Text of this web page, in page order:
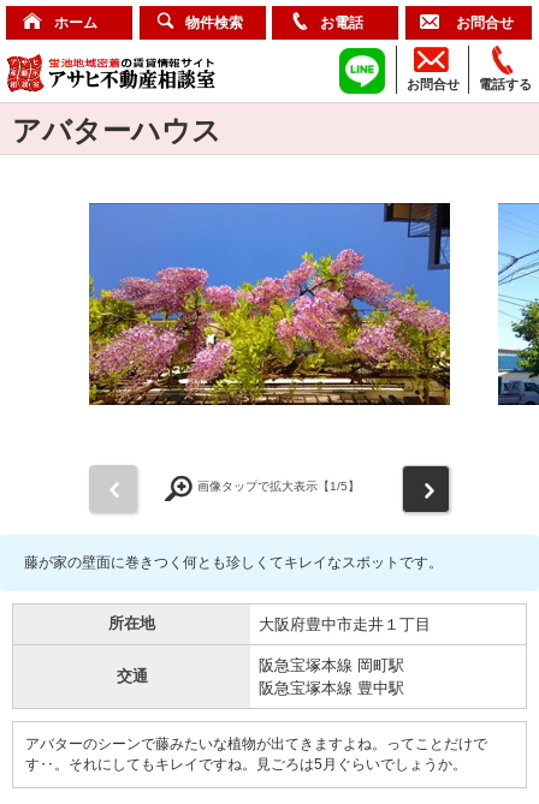
ホーム 物件検索 お電話 お問合せ
電話する
お問合せ
アバターハウス
画像タップで拡大表示【1/5】
藤が家の壁面に巻きつく何とも珍しくてキレイなスポットです。
所在地 大阪府豊中市走井１丁目
交通
阪急宝塚本線 岡町駅
阪急宝塚本線 豊中駅
アバターのシーンで藤みたいな植物が出てきますよね。ってことだけで
す‥。それにしてもキレイですね。見ごろは5月ぐらいでしょうか。